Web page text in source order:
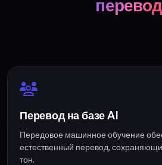
Перевод на базе AI
Передовое машинное обучение
естественный перевод,
тон.